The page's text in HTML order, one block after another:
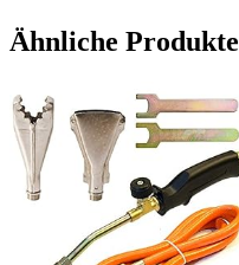
Ähnliche Produkte